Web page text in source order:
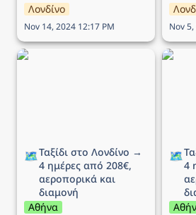
Λονδίνο
Nov 14, 2024 12:17 PM Nov
Ταξίδι στο Λονδίνο → 4
🗺️Ταξίδι στο Λονδίνο →
4 ημέρες από 208€,
αεροπορικά και
διαμονή
Αθήνα
🗺️
4